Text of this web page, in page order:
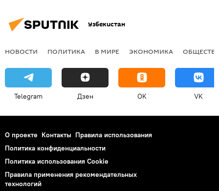
Узбекистан
НОВОСТИ ПОЛИТИКА В МИРЕ ЭКОНОМИКА
Telegram Дзен OK VK
О проекте Контакты Правила использования
Политика конфиденциальности
Политика использования Cookie
Правила применения рекомендательных
технологий